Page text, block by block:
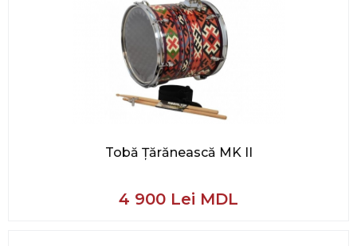
Tobă Țărănească MK II
4 900 Lei MDL